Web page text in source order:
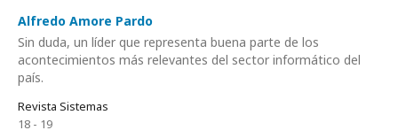
Alfredo Amore Pardo
Sin duda, un líder que representa buena parte de los
acontecimientos más relevantes del sector informático del
país.
Revista Sistemas
18 - 19